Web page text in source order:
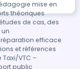
théoriques
de cas, des
efficace
VTC –
public